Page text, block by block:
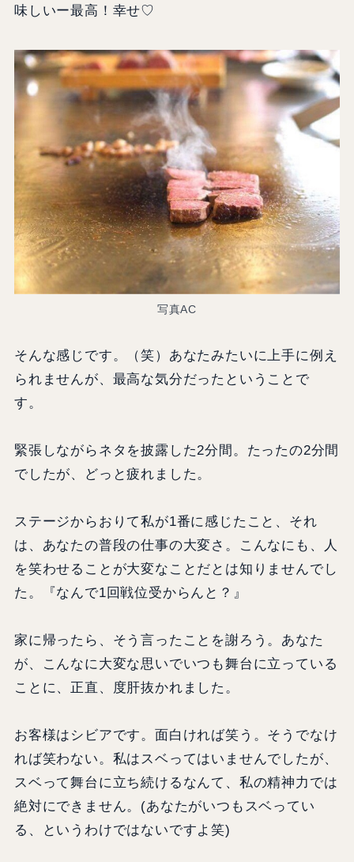
味しいー最高！幸せ♡
写真AC
そんな感じです。（笑）あなたみたいに上手に例え
られませんが、最高な気分だったということで
す。
緊張しながらネタを披露した2分間。たったの2分間
でしたが、どっと疲れました。
ステージからおりて私が1番に感じたこと、それ
は、あなたの普段の仕事の大変さ。こんなにも、人
を笑わせることが大変なことだとは知りませんでし
た。『なんで1回戦位受からんと？』
家に帰ったら、そう言ったことを謝ろう。あなた
が、こんなに大変な思いでいつも舞台に立っている
ことに、正直、度肝抜かれました。
お客様はシビアです。面白ければ笑う。そうでなけ
れば笑わない。私はスベってはいませんでしたが、
スベって舞台に立ち続けるなんて、私の精神力では
絶対にできません。(あなたがいつもスベってい
る、というわけではないですよ笑)